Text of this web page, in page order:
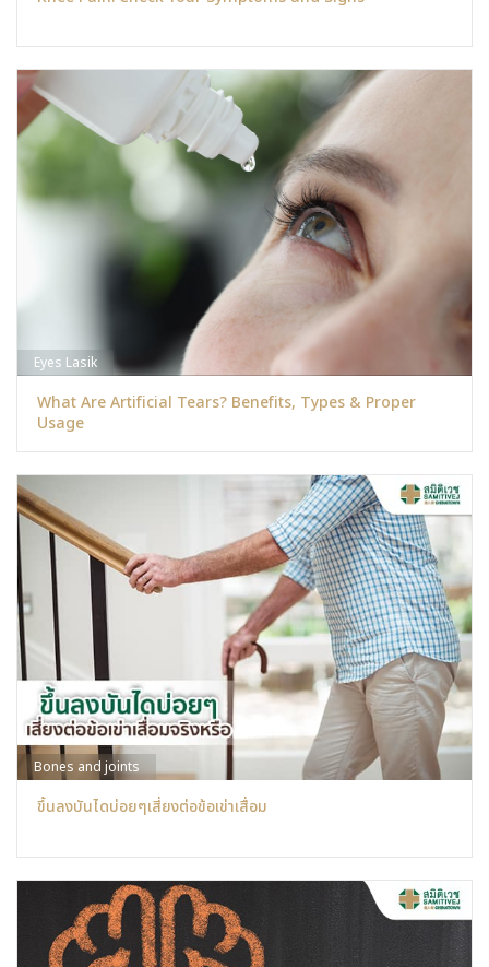
Eyes Lasik
What Are Artificial Tears? Benefits, Types & Proper
Usage
Bones and joints
ขึ้นลงบันไดบ่อยๆเสี่ยงต่อข้อเข่าเสื่อม